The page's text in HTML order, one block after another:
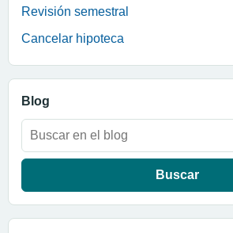
Revisión semestral
Cancelar hipoteca
Blog
Buscar: